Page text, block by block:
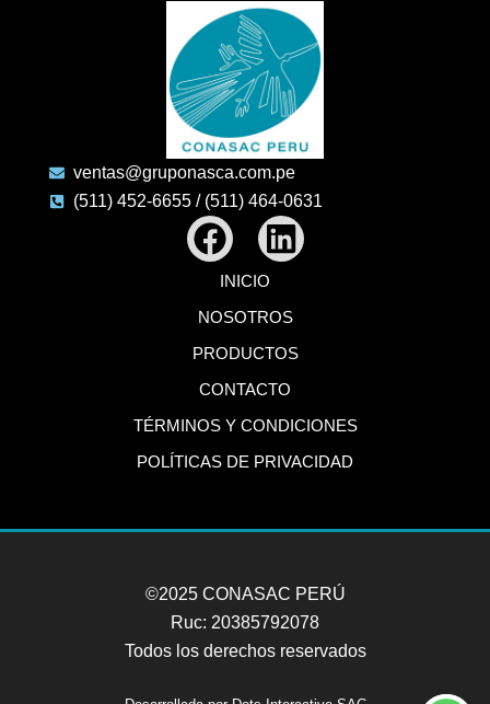
ventas@gruponasca.com.pe
(511) 452-6655 / (511) 464-0631
Facebook
Linkedin
INICIO
NOSOTROS
PRODUCTOS
CONTACTO
TÉRMINOS Y CONDICIONES
POLÍTICAS DE PRIVACIDAD
©2025 CONASAC PERÚ
Ruc: 20385792078
Todos los derechos reservados